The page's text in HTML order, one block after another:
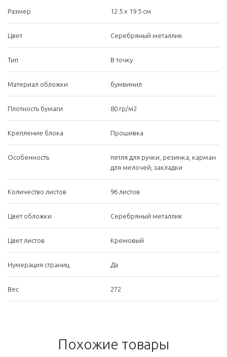
Размер 12.5 х 19.5 см
Цвет Серебряный металлик
Тип В точку
Материал обложки бумвинил
Плотность бумаги 80 гр/м2
Крепление блока Прошивка
Особенность
петля для ручки, резинка, карман
для мелочей, закладки
Количество листов 96 листов
Цвет обложки Серебряный металлик
Цвет листов Кремовый
Нумерация страниц Да
Вес 272
Похожие товары